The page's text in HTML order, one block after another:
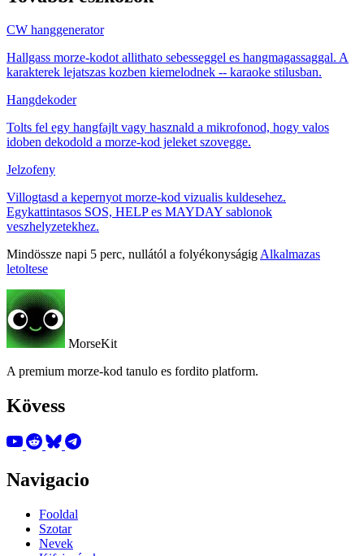
CW hanggenerator
Hallgass morze-kodot allithato sebesseggel es hangmagassaggal. A
karakterek lejatszas kozben kiemelodnek -- karaoke stilusban.
Hangdekoder
Tolts fel egy hangfajlt vagy hasznald a mikrofonod, hogy valos
idoben dekodold a morze-kod jeleket szovegge.
Jelzofeny
Villogtasd a kepernyot morze-kod vizualis kuldesehez.
Egykattintasos SOS, HELP es MAYDAY sablonok
veszhelyzetekhez.
Mindössze napi 5 perc, nullától a folyékonyságigAlkalmazas
letoltese
MorseKit
A premium morze-kod tanulo es fordito platform.
Kövess
Navigacio
Fooldal
Szotar
Nevek